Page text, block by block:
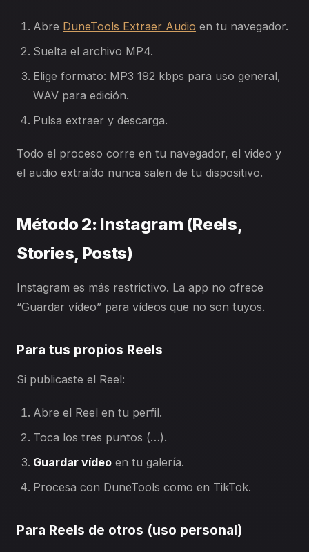
Abre DuneTools Extraer Audio en tu navegador.
Suelta el archivo MP4.
Elige formato: MP3 192 kbps para uso general,
WAV para edición.
Pulsa extraer y descarga.
Todo el proceso corre en tu navegador, el video y
el audio extraído nunca salen de tu dispositivo.
Método 2: Instagram (Reels,
Stories, Posts)
Instagram es más restrictivo. La app no ofrece
“Guardar vídeo” para vídeos que no son tuyos.
Para tus propios Reels
Si publicaste el Reel:
Abre el Reel en tu perfil.
Toca los tres puntos (…).
Guardar vídeo en tu galería.
Procesa con DuneTools como en TikTok.
Para Reels de otros (uso personal)